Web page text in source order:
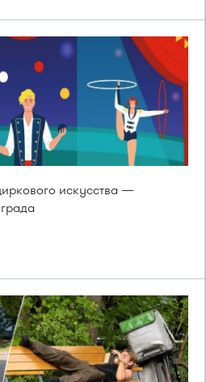
искусства —